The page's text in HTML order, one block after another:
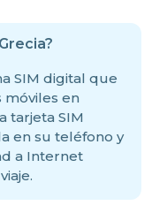
SIM digital que
en
tarjeta SIM
en su teléfono y
a Internet